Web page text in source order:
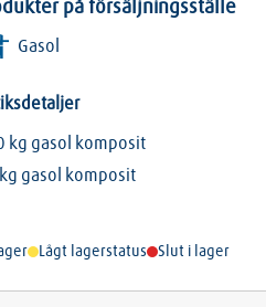
på försäljningsställe
Gasol
kg gasol komposit
gasol komposit
Lågt lagerstatus Slut i lager